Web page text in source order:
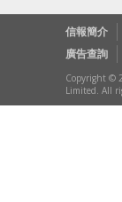
信報簡介
廣告查詢
Copyright ©
Limited. All